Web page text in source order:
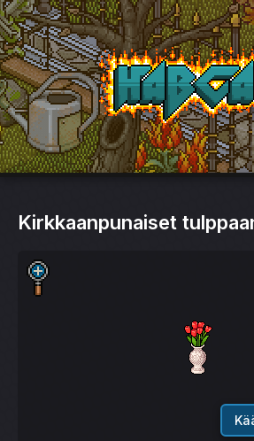
HabCat
Kirkkaanpunaiset